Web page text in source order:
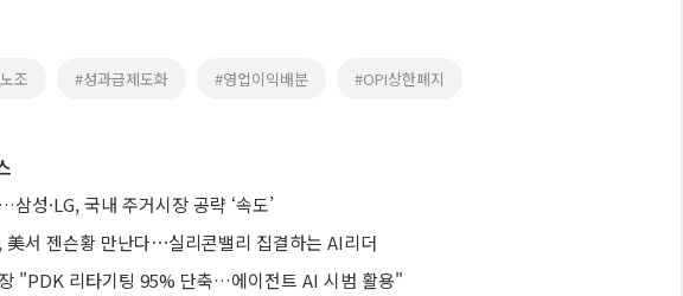
조 #성과급제도화 #영업이익배분 #OPI상한폐지
성·LG, 국내 주거시장 공략 ‘속도’
美서 젠슨황 만난다⋯실리콘밸리 집결하는 AI리더
"PDK 리타기팅 95% 단축…에이전트 AI 시범 활용"